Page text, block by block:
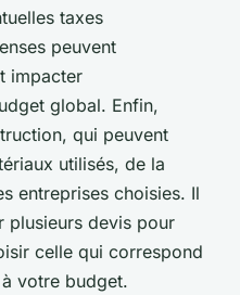
taxes
peuvent
impacter
global. Enfin,
qui peuvent
utilisés, de la
entreprises choisies. Il
plusieurs devis pour
celle qui correspond
votre budget.